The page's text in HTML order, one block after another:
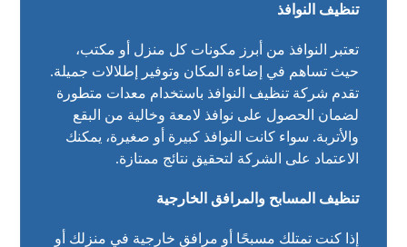
تنظيف النوافذ
تعتبر النوافذ من أبرز مكونات كل منزل أو مكتب،
حيث تساهم في إضاءة المكان وتوفير إطلالات جميلة.
تقدم شركة تنظيف النوافذ باستخدام معدات متطورة
لضمان الحصول على نوافذ لامعة وخالية من البقع
والأتربة. سواء كانت النوافذ كبيرة أو صغيرة، يمكنك
الاعتماد على الشركة لتحقيق نتائج ممتازة.
تنظيف المسابح والمرافق الخارجية
إذا كنت تمتلك مسبحًا أو مرافق خارجية في منزلك أو